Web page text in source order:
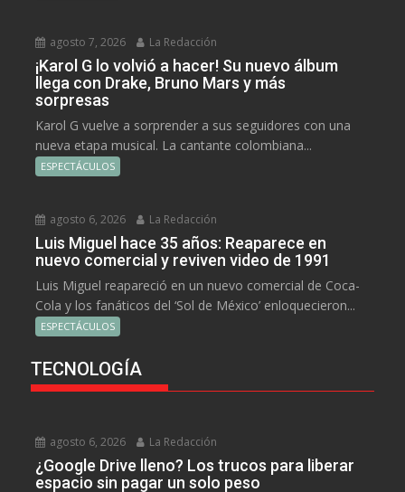
agosto 7, 2026 La Redacción
¡Karol G lo volvió a hacer! Su nuevo álbum
llega con Drake, Bruno Mars y más
sorpresas
Karol G vuelve a sorprender a sus seguidores con una
nueva etapa musical. La cantante colombiana...
ESPECTÁCULOS
agosto 6, 2026 La Redacción
Luis Miguel hace 35 años: Reaparece en
nuevo comercial y reviven video de 1991
Luis Miguel reapareció en un nuevo comercial de Coca-
Cola y los fanáticos del ‘Sol de México’ enloquecieron...
ESPECTÁCULOS
TECNOLOGÍA
agosto 6, 2026 La Redacción
¿Google Drive lleno? Los trucos para liberar
espacio sin pagar un solo peso